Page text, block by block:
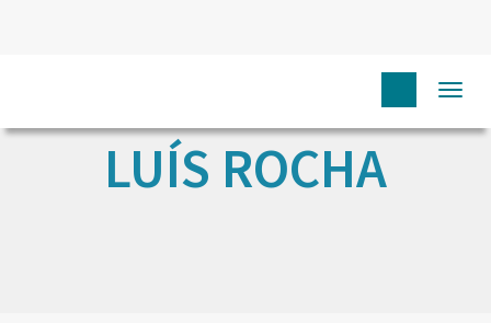
LUÍS ROCHA